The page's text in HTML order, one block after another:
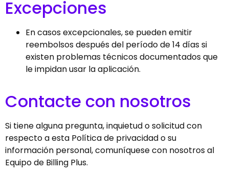
Excepciones
En casos excepcionales, se pueden emitir
reembolsos después del período de 14 días si
existen problemas técnicos documentados que
le impidan usar la aplicación.
Contacte con nosotros
Si tiene alguna pregunta, inquietud o solicitud con
respecto a esta Política de privacidad o su
información personal, comuníquese con nosotros al
Equipo de Billing Plus.